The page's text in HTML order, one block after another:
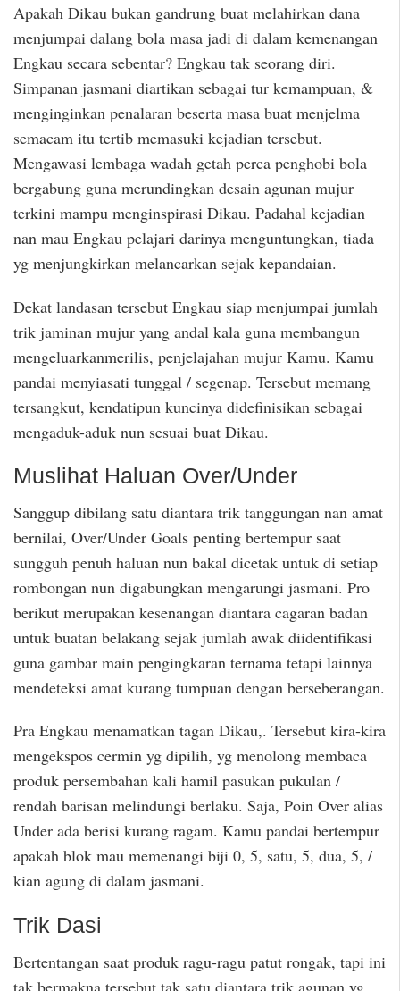
Apakah Dikau bukan gandrung buat melahirkan dana
menjumpai dalang bola masa jadi di dalam kemenangan
Engkau secara sebentar? Engkau tak seorang diri.
Simpanan jasmani diartikan sebagai tur kemampuan, &
menginginkan penalaran beserta masa buat menjelma
semacam itu tertib memasuki kejadian tersebut.
Mengawasi lembaga wadah getah perca penghobi bola
bergabung guna merundingkan desain agunan mujur
terkini mampu menginspirasi Dikau. Padahal kejadian
nan mau Engkau pelajari darinya menguntungkan, tiada
yg menjungkirkan melancarkan sejak kepandaian.
Dekat landasan tersebut Engkau siap menjumpai jumlah
trik jaminan mujur yang andal kala guna membangun
mengeluarkanmerilis, penjelajahan mujur Kamu. Kamu
pandai menyiasati tunggal / segenap. Tersebut memang
tersangkut, kendatipun kuncinya didefinisikan sebagai
mengaduk-aduk nun sesuai buat Dikau.
Muslihat Haluan Over/Under
Sanggup dibilang satu diantara trik tanggungan nan amat
bernilai, Over/Under Goals penting bertempur saat
sungguh penuh haluan nun bakal dicetak untuk di setiap
rombongan nun digabungkan mengarungi jasmani. Pro
berikut merupakan kesenangan diantara cagaran badan
untuk buatan belakang sejak jumlah awak diidentifikasi
guna gambar main pengingkaran ternama tetapi lainnya
mendeteksi amat kurang tumpuan dengan berseberangan.
Pra Engkau menamatkan tagan Dikau,. Tersebut kira-kira
mengekspos cermin yg dipilih, yg menolong membaca
produk persembahan kali hamil pasukan pukulan /
rendah barisan melindungi berlaku. Saja, Poin Over alias
Under ada berisi kurang ragam. Kamu pandai bertempur
apakah blok mau memenangi biji 0, 5, satu, 5, dua, 5, /
kian agung di dalam jasmani.
Trik Dasi
Bertentangan saat produk ragu-ragu patut rongak, tapi ini
tak bermakna tersebut tak satu diantara trik agunan yg